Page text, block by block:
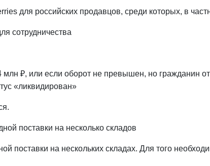
для российских продавцов, среди которых, в
сотрудничества
₽, или если оборот не превышен, но гражданин
«ликвидирован»
поставки на несколько складов
поставки на нескольких складах. Для того